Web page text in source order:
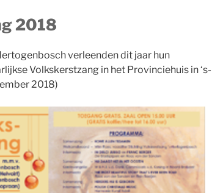
2018
verleenden dit jaar hun
Volkskerstzang in het Provinciehuis in ‘s-
2018)